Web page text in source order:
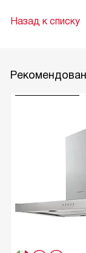
Назад к списку